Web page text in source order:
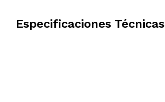
Especificaciones Técnicas